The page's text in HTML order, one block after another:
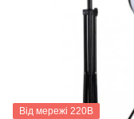
Від мережі 220В